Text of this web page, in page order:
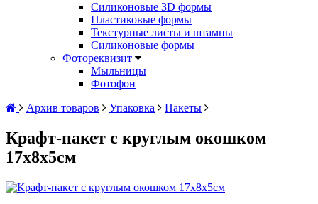
Силиконовые 3D формы
Пластиковые формы
Текстурные листы и штампы
Силиконовые формы
Фотореквизит
Мыльницы
Фотофон
Архив товаров
Упаковка Пакеты
Крафт-пакет с круглым окошком
17х8х5см